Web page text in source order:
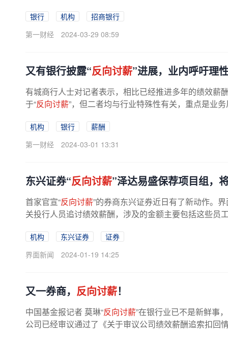
银行 机构
招商银行
第一财经
2024-03-29 08:59
又有银行披露“反向讨薪”进展，业内呼吁理
有城商行人士对记者表示，相比已经推进多年的绩效薪
于“反向讨薪”，但二者均与行业特殊性有关，重点是业
机构 银行
薪酬
第一财经
2024-03-01 13:31
东兴证券“反向讨薪”泽达易盛保荐项目组，
首家官宣“反向讨薪”的券商东兴证券近日有了新动作。
关投行人员追讨绩效薪酬，涉及的金额主要包括这些员
机构 东兴证券
证券
界面新闻
2024-01-19 14:25
又一券商， 反向讨薪！
中国基金报记者 莫琳“反向讨薪”在银行业已不是新鲜事
公司已经审议通过了《关于审议公司绩效薪酬追索扣回